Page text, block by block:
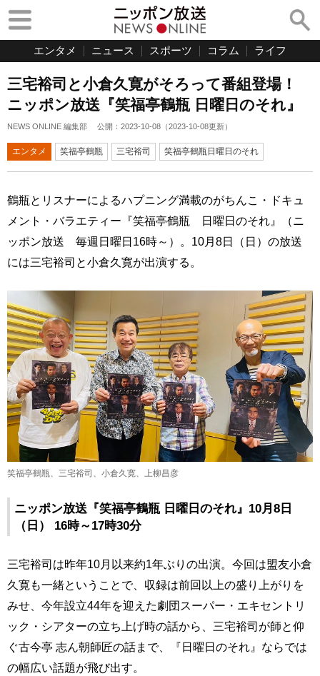
エンタメ ニュース スポーツ コラム ライフ
三宅裕司と小倉久寛がそろって番組登場！
ニッポン放送『笑福亭鶴瓶 日曜日のそれ』
NEWS ONLINE 編集部 公開： 2023-10-08 （2023-10-08更新）
エンタメ 笑福亭鶴瓶 三宅裕司 笑福亭鶴瓶日曜日のそれ
鶴瓶とリスナーによるハプニング満載のがちんこ・ドキュ
メント・バラエティー『笑福亭鶴瓶 日曜日のそれ』（ニ
ッポン放送 毎週日曜日16時～）。10月8日（日）の放送
には三宅裕司と小倉久寛が出演する。
笑福亭鶴瓶、三宅裕司、小倉久寛、上柳昌彦
ニッポン放送『笑福亭鶴瓶 日曜日のそれ』10月8日
（日） 16時～17時30分
三宅裕司は昨年10月以来約1年ぶりの出演。今回は盟友小倉
久寛も一緒ということで、収録は前回以上の盛り上がりを
みせ、今年設立44年を迎えた劇団スーパー・エキセントリ
ック・シアターの立ち上げ時の話から、三宅裕司が師と仰
ぐ古今亭 志ん朝師匠の話まで、『日曜日のそれ』ならでは
の幅広い話題が飛び出す。